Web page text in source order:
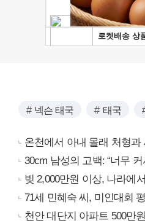
넥슨 태국 태국
온천에서 아내 몰래 처형과
30cm 남성의 고백: “너무
빚 2,000만원 이상, 나라에
71세 민혜숙 씨, 미인대회
천안 대단지 아파트 500만